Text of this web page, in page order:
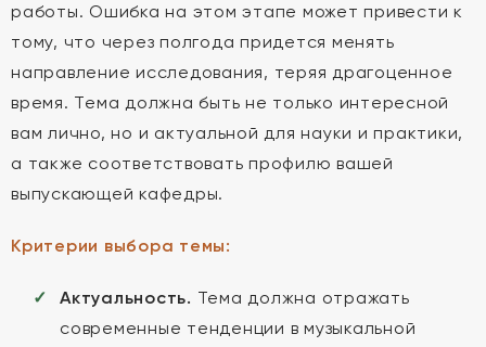
работы. Ошибка на этом этапе может привести к
тому, что через полгода придется менять
направление исследования, теряя драгоценное
время. Тема должна быть не только интересной
вам лично, но и актуальной для науки и практики,
а также соответствовать профилю вашей
выпускающей кафедры.
Критерии выбора темы:
Актуальность. Тема должна отражать
современные тенденции в музыкальной